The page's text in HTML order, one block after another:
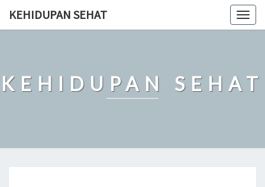
KEHIDUPAN SEHAT
KEHIDUPAN SEHAT